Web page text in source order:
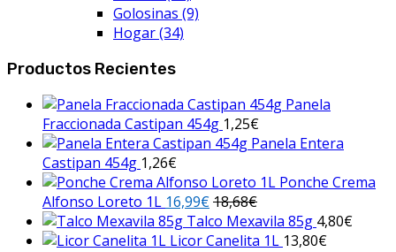
Golosinas (9)
Hogar(34)
Productos Recientes
Panela
Fraccionada Castipan 454g 1,25€
Panela Entera
Castipan 454g 1,26€
Ponche Crema
Alfonso Loreto 1L 16,99€18,68€
Talco Mexavila 85g 4,80€
Licor Canelita 1L 13,80€